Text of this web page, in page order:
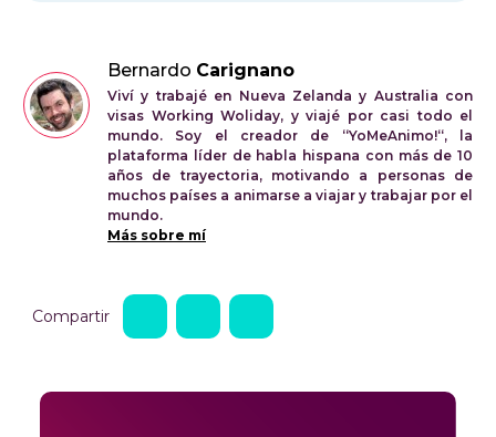
Bernardo Carignano
Viví y trabajé en Nueva Zelanda y Australia con
visas Working Woliday, y viajé por casi todo el
mundo. Soy el creador de “YoMeAnimo!“, la
plataforma líder de habla hispana con más de 10
años de trayectoria, motivando a personas de
muchos países a animarse a viajar y trabajar por el
mundo.
Más sobre mí
Compartir